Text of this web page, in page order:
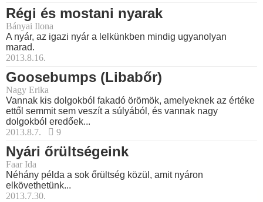
Régi és mostani nyarak
Bányai Ilona
A nyár, az igazi nyár a lelkünkben mindig ugyanolyan
marad.
2013.8.16.
Goosebumps (Libabőr)
Nagy Erika
Vannak kis dolgokból fakadó örömök, amelyeknek az értéke
ettől semmit sem veszít a súlyából, és vannak nagy
dolgokból eredőek...
2013.8.7.
9
Nyári őrültségeink
Faar Ida
Néhány példa a sok őrültség közül, amit nyáron
elkövethetünk...
2013.7.30.